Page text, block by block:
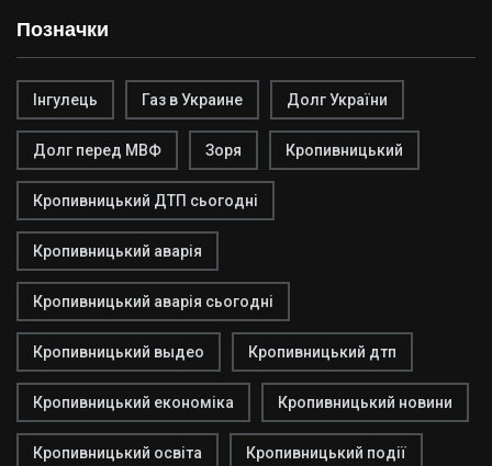
Позначки
Інгулець Газ в Украине Долг України
Долг перед МВФ Зоря Кропивницький
Кропивницький ДТП сьогодні
Кропивницький аварія
Кропивницький аварія сьогодні
Кропивницький выдео Кропивницький дтп
Кропивницький економіка Кропивницький новини
Кропивницький освіта Кропивницький події